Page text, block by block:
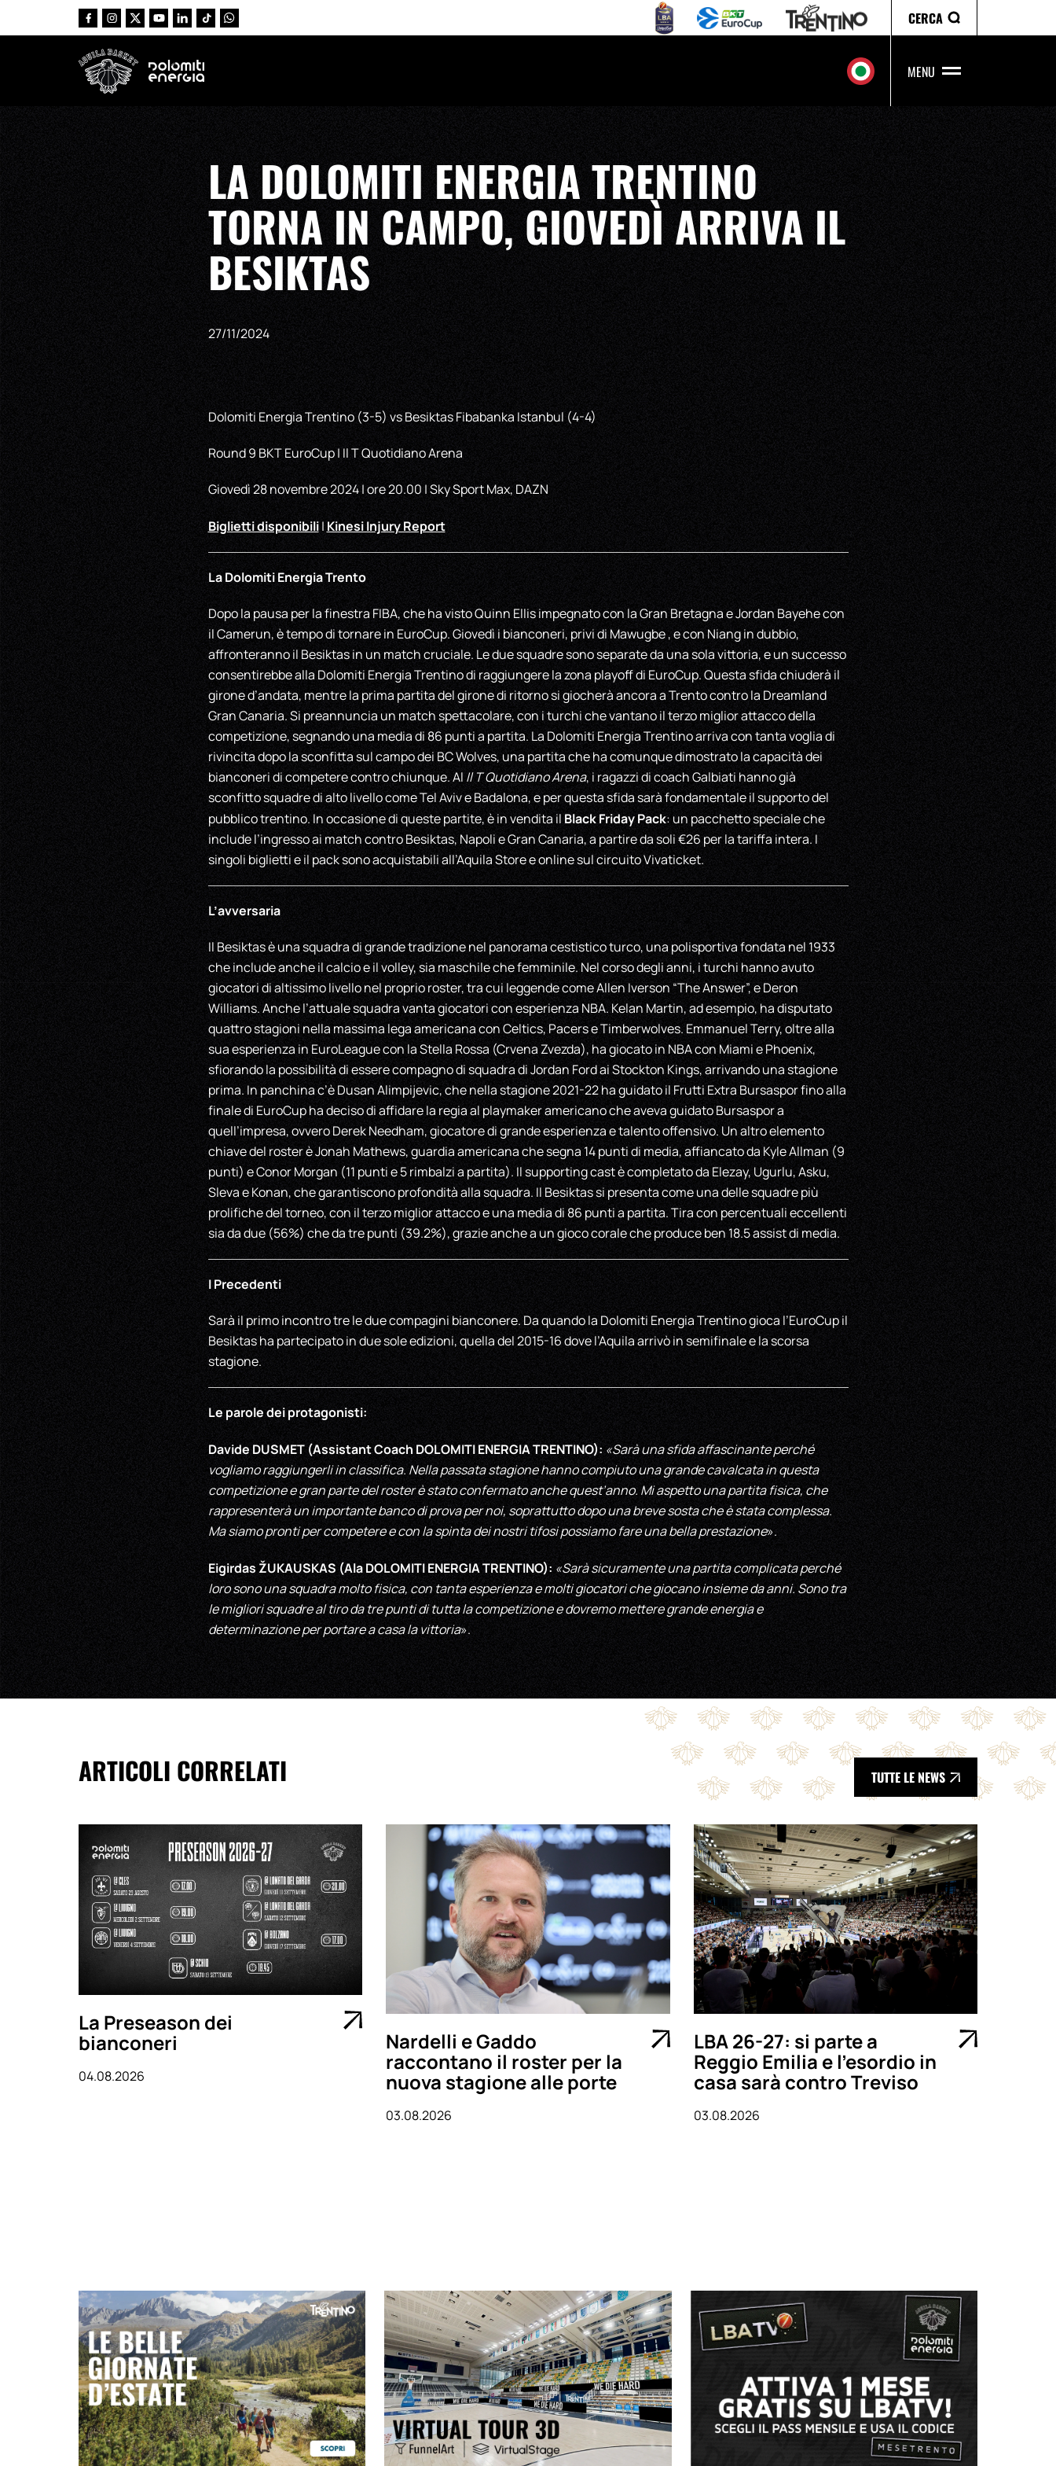
Vai al contenuto principale
CERCA
MENU
LA DOLOMITI ENERGIA TRENTINO
TORNA IN CAMPO, GIOVEDÌ ARRIVA IL
BESIKTAS
27/11/2024
Dolomiti Energia Trentino (3-5) vs Besiktas Fibabanka Istanbul (4-4)
Round 9 BKT EuroCup | Il T Quotidiano Arena
Giovedì 28 novembre 2024 | ore 20.00 | Sky Sport Max, DAZN
Biglietti disponibili| Kinesi Injury Report
La Dolomiti Energia Trento
Dopo la pausa per la finestra FIBA, che ha visto Quinn Ellis impegnato con la Gran Bretagna e Jordan Bayehe con
il Camerun, è tempo di tornare in EuroCup. Giovedì i bianconeri, privi di Mawugbe , e con Niang in dubbio,
affronteranno il Besiktas in un match cruciale. Le due squadre sono separate da una sola vittoria, e un successo
consentirebbe alla Dolomiti Energia Trentino di raggiungere la zona playoff di EuroCup. Questa sfida chiuderà il
girone d’andata, mentre la prima partita del girone di ritorno si giocherà ancora a Trento contro la Dreamland
Gran Canaria. Si preannuncia un match spettacolare, con i turchi che vantano il terzo miglior attacco della
competizione, segnando una media di 86 punti a partita. La Dolomiti Energia Trentino arriva con tanta voglia di
rivincita dopo la sconfitta sul campo dei BC Wolves, una partita che ha comunque dimostrato la capacità dei
bianconeri di competere contro chiunque. Al Il T Quotidiano Arena, i ragazzi di coach Galbiati hanno già
sconfitto squadre di alto livello come Tel Aviv e Badalona, e per questa sfida sarà fondamentale il supporto del
pubblico trentino. In occasione di queste partite, è in vendita il Black Friday Pack: un pacchetto speciale che
include l’ingresso ai match contro Besiktas, Napoli e Gran Canaria, a partire da soli €26 per la tariffa intera. I
singoli biglietti e il pack sono acquistabili all’Aquila Store e online sul circuito Vivaticket.
L’avversaria
Il Besiktas è una squadra di grande tradizione nel panorama cestistico turco, una polisportiva fondata nel 1933
che include anche il calcio e il volley, sia maschile che femminile. Nel corso degli anni, i turchi hanno avuto
giocatori di altissimo livello nel proprio roster, tra cui leggende come Allen Iverson “The Answer”, e Deron
Williams. Anche l’attuale squadra vanta giocatori con esperienza NBA. Kelan Martin, ad esempio, ha disputato
quattro stagioni nella massima lega americana con Celtics, Pacers e Timberwolves. Emmanuel Terry, oltre alla
sua esperienza in EuroLeague con la Stella Rossa (Crvena Zvezda), ha giocato in NBA con Miami e Phoenix,
sfiorando la possibilità di essere compagno di squadra di Jordan Ford ai Stockton Kings, arrivando una stagione
prima. In panchina c’è Dusan Alimpijevic, che nella stagione 2021-22 ha guidato il Frutti Extra Bursaspor fino alla
finale di EuroCup ha deciso di affidare la regia al playmaker americano che aveva guidato Bursaspor a
quell’impresa, ovvero Derek Needham, giocatore di grande esperienza e talento offensivo. Un altro elemento
chiave del roster è Jonah Mathews, guardia americana che segna 14 punti di media, affiancato da Kyle Allman (9
punti) e Conor Morgan (11 punti e 5 rimbalzi a partita). Il supporting cast è completato da Elezay, Ugurlu, Asku,
Sleva e Konan, che garantiscono profondità alla squadra. Il Besiktas si presenta come una delle squadre più
prolifiche del torneo, con il terzo miglior attacco e una media di 86 punti a partita. Tira con percentuali eccellenti
sia da due (56%) che da tre punti (39.2%), grazie anche a un gioco corale che produce ben 18.5 assist di media.
I Precedenti
Sarà il primo incontro tre le due compagini bianconere. Da quando la Dolomiti Energia Trentino gioca l’EuroCup il
Besiktas ha partecipato in due sole edizioni, quella del 2015-16 dove l’Aquila arrivò in semifinale e la scorsa
stagione.
Le parole dei protagonisti:
Davide DUSMET (Assistant Coach DOLOMITI ENERGIA TRENTINO): «Sarà una sfida affascinante perché
vogliamo raggiungerli in classifica. Nella passata stagione hanno compiuto una grande cavalcata in questa
competizione e gran parte del roster è stato confermato anche quest’anno. Mi aspetto una partita fisica, che
rappresenterà un importante banco di prova per noi, soprattutto dopo una breve sosta che è stata complessa.
Ma siamo pronti per competere e con la spinta dei nostri tifosi possiamo fare una bella prestazione».
Eigirdas ŽUKAUSKAS (Ala DOLOMITI ENERGIA TRENTINO): «Sarà sicuramente una partita complicata perché
loro sono una squadra molto fisica, con tanta esperienza e molti giocatori che giocano insieme da anni. Sono tra
le migliori squadre al tiro da tre punti di tutta la competizione e dovremo mettere grande energia e
determinazione per portare a casa la vittoria».
ARTICOLI CORRELATI TUTTE LE NEWS
La Preseason dei
bianconeri
04.08.2026
Nardelli e Gaddo
raccontano il roster per la
nuova stagione alle porte
03.08.2026
LBA 26-27: si parte a
Reggio Emilia e l’esordio in
casa sarà contro Treviso
03.08.2026